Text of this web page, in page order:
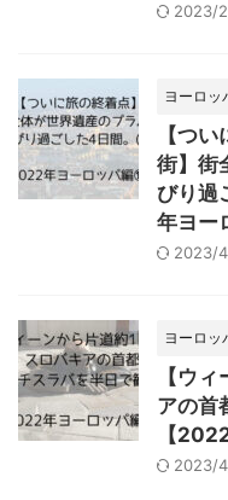
2023/
ヨーロッ
【つ
街】街
びり
年ヨー
2023/
ヨーロッ
【ウ
アの首
【
2023/